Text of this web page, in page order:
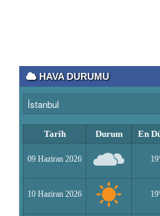
Bir Derviş
Kadın İstihdamı mı,
Tarık Sharabaty
Yapay Zeka ve İş
HAVA DURUMU
Tarih Durum En
09 Haziran 2026
10 Haziran 2026